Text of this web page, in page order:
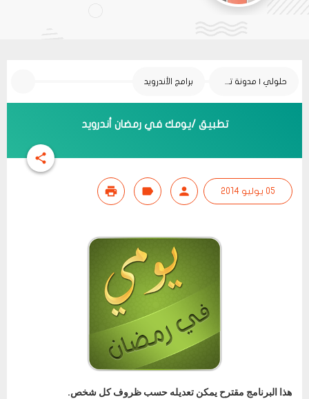
حلولي | مدونة تقنية برامج الأندرويد
تطبيق /يومك في رمضان أندرويد
05 يوليو 2014
هذا البرنامج مقترح يمكن تعديله حسب ظروف كل شخص.